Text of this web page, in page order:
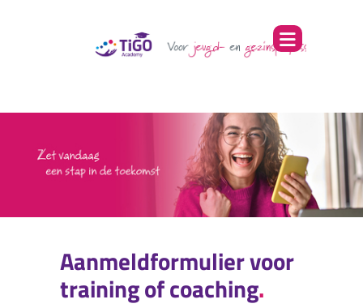
Aanmeldformulier voor
training of coaching